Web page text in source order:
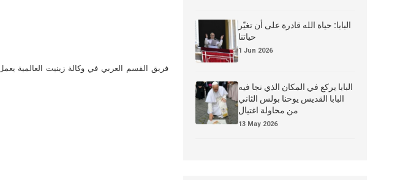
فريق القسم العربي في وكالة زينيت العالمية
البابا: حياة الله قادرة على أن تغيّر
حياتنا
1 Jun 2026
البابا يركع في المكان الذي نجا فيه
البابا القديس يوحنا بولس الثاني
من محاولة اغتيال
13 May 2026